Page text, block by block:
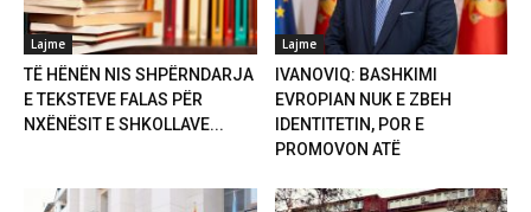
Lajme
TË HËNËN NIS SHPËRNDARJA
E TEKSTEVE FALAS PËR
NXËNËSIT E SHKOLLAVE...
Lajme
IVANOVIQ: BASHKIMI
EVROPIAN NUK E ZBEH
IDENTITETIN, POR E
PROMOVON ATË